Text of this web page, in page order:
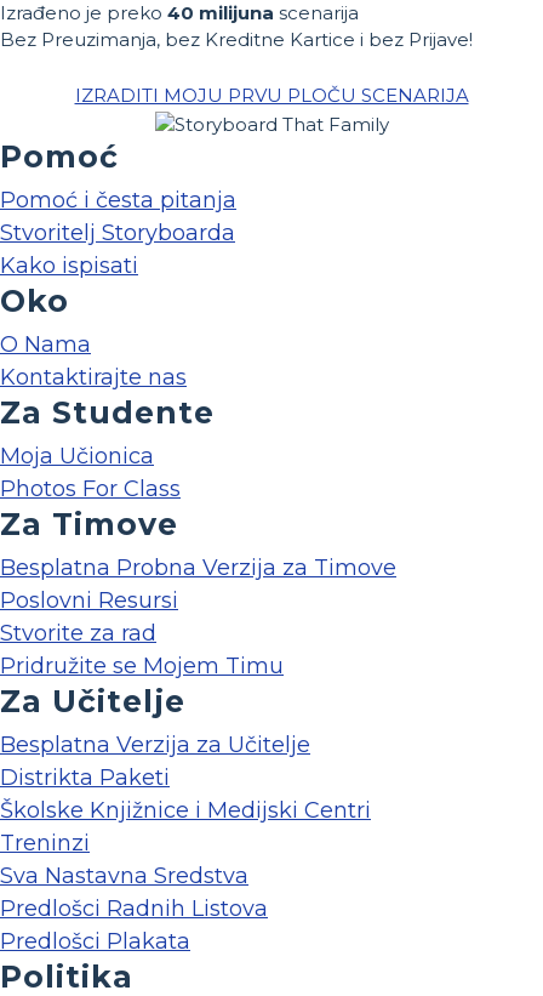
Izrađeno je preko 40 milijuna scenarija
Bez Preuzimanja, bez Kreditne Kartice i bez Prijave!
IZRADITI MOJU PRVU PLOČU SCENARIJA
Pomoć
Pomoć i česta pitanja
Stvoritelj Storyboarda
Kako ispisati
Oko
O Nama
Kontaktirajte nas
Za Studente
Moja Učionica
Photos For Class
Za Timove
Besplatna Probna Verzija za Timove
Poslovni Resursi
Stvorite za rad
Pridružite se Mojem Timu
Za Učitelje
Besplatna Verzija za Učitelje
Distrikta Paketi
Školske Knjižnice i Medijski Centri
Treninzi
Sva Nastavna Sredstva
Predlošci Radnih Listova
Predlošci Plakata
Politika